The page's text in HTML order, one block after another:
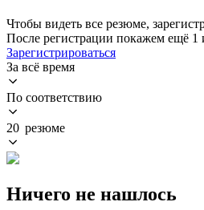
Чтобы видеть все резюме,
После регистрации покажем ещё 1
Зарегистрироваться
За всё время
По соответствию
20 резюме
Ничего не нашлось